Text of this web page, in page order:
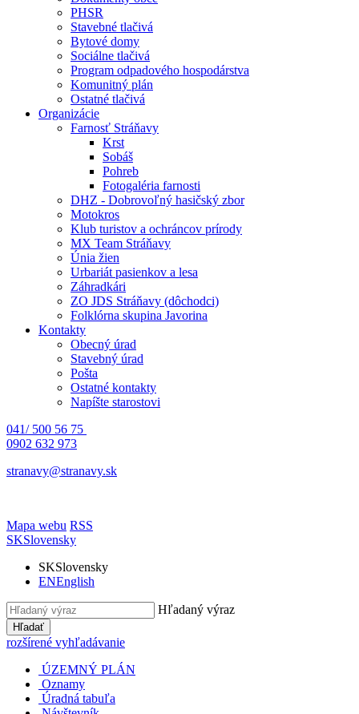
PHSR
Stavebné tlačivá
Bytové domy
Sociálne tlačivá
Program odpadového hospodárstva
Komunitný plán
Ostatné tlačivá
Organizácie
Farnosť Stráňavy
Krst
Sobáš
Pohreb
Fotogaléria farnosti
DHZ - Dobrovoľný hasičský zbor
Motokros
Klub turistov a ochráncov prírody
MX Team Stráňavy
Únia žien
Urbariát pasienkov a lesa
Záhradkári
ZO JDS Stráňavy (dôchodci)
Folklórna skupina Javorina
Kontakty
Obecný úrad
Stavebný úrad
Pošta
Ostatné kontakty
Napíšte starostovi
041/ 500 56 75
0902 632 973
stranavy@stranavy.sk
Mapa webu RSS
SKSlovensky
SKSlovensky
ENEnglish
Hľadaný výraz
Hľadať
rozšírené vyhľadávanie
ÚZEMNÝ PLÁN
Oznamy
Úradná tabuľa